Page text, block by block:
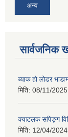
अन्य
सार्वजनिक
ब्याक हो लोडर
मिति: 08/11/
क्याटलक सपिङ्ग
मिति: 12/04/